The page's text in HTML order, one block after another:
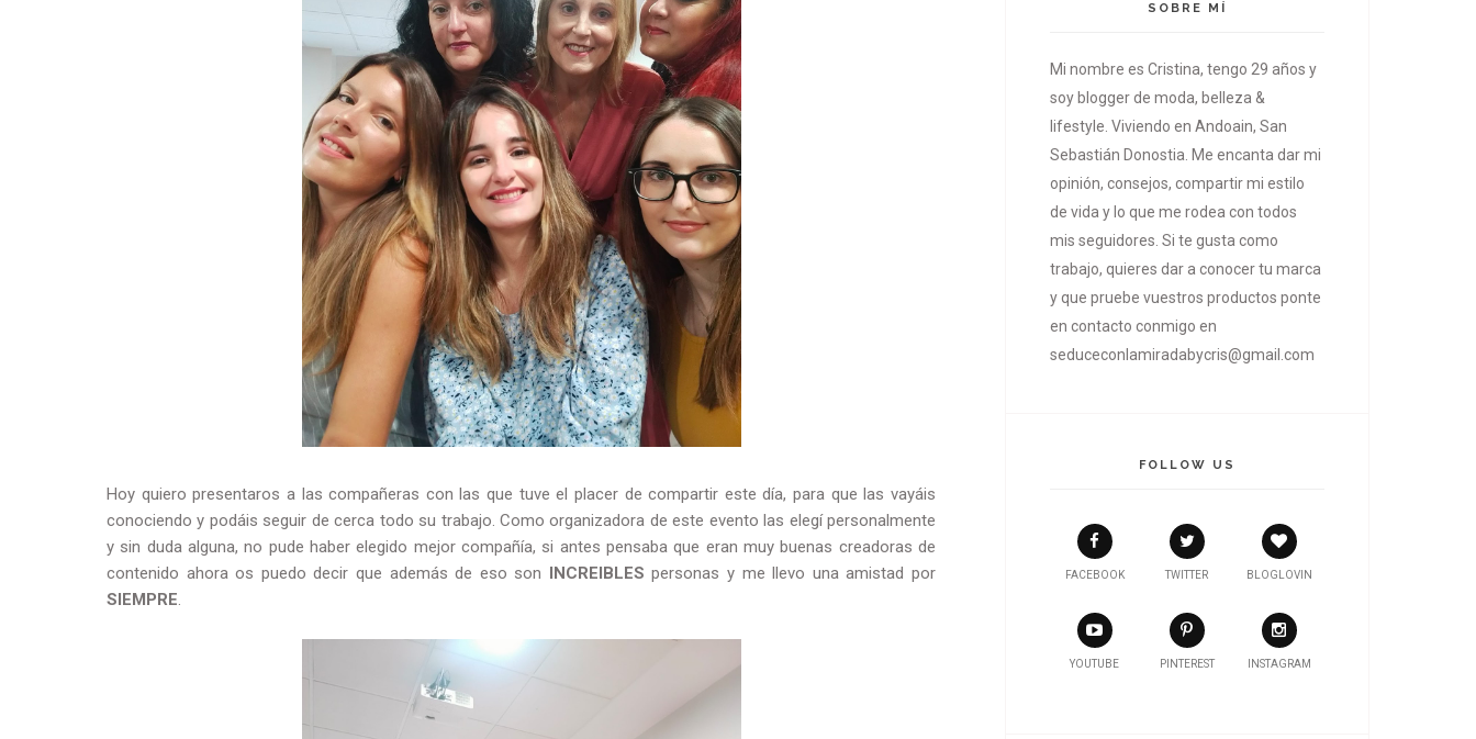
Hoy quiero presentaros a las compañeras con las que tuve el placer de compartir este día, para que las vayáis
conociendo y podáis seguir de cerca todo su trabajo. Como organizadora de este evento las elegí personalmente
y sin duda alguna, no pude haber elegido mejor compañía, si antes pensaba que eran muy buenas creadoras de
contenido ahora os puedo decir que además de eso son INCREIBLES personas y me llevo una amistad por
SIEMPRE.
SOBRE MÍ
Mi nombre es Cristina, tengo 29 años y
soy blogger de moda, belleza &
lifestyle. Viviendo en Andoain, San
Sebastián Donostia. Me encanta dar mi
opinión, consejos, compartir mi estilo
de vida y lo que me rodea con todos
mis seguidores. Si te gusta como
trabajo, quieres dar a conocer tu marca
y que pruebe vuestros productos ponte
en contacto conmigo en
seduceconlamiradabycris@gmail.com
FOLLOW US
FACEBOOK TWITTER BLOGLOVIN
YOUTUBE PINTEREST INSTAGRAM